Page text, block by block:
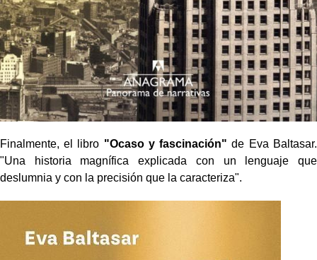
Finalmente, el libro "Ocaso y fascinación" de Eva Baltasar.
"Una historia magnífica explicada con un lenguaje que
deslumnia y con la precisión que la caracteriza".